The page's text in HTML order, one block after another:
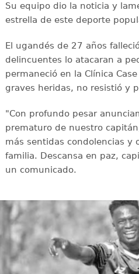
Su equipo dio la noticia y
estrella de este deporte
El ugandés de 27 años
delincuentes lo atacaran a
permaneció en la Clínica
graves heridas, no resistió y
"Con profundo pesar
prematuro de nuestro
más sentidas condolencias y
familia. Descansa en paz,
un comunicado.